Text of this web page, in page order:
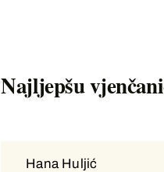
Najljepšu
Hana Huljić
Hana Huljić